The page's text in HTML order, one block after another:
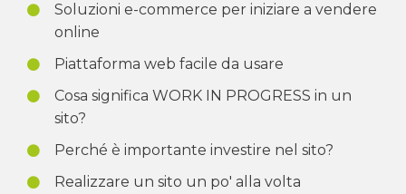
Soluzioni e-commerce per iniziare a vendere
online
Piattaforma web facile da usare
Cosa significa WORK IN PROGRESS in un
sito?
Perché è importante investire nel sito?
Realizzare un sito un po' alla volta